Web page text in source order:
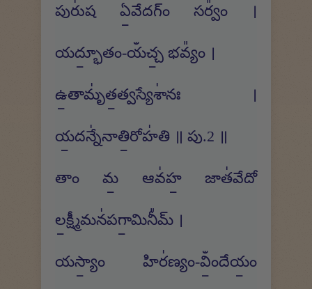
పురు॑ష ఏ॒వేదగ్ం సర్వం᳚ ।
యద్భూ॒తం-యఀచ్చ॒ భవ్యం᳚ ।
ఉ॒తామృ॑త॒త్వస్యేశా॑నః ।
య॒దన్నే॑నాతి॒రోహ॑తి ॥ పు.2 ॥
తాం మ॒ ఆవ॑హ॒ జాత॑వేదో
ల॒క్ష్మీమన॑పగా॒మినీ᳚మ్ ।
యస్యాం॒ హిర॑ణ్యం-విఀం॒దేయం॒